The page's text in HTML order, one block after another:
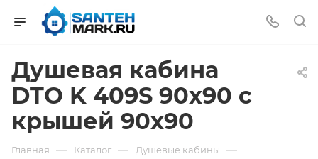
Душевая кабина
DTO K 409S 90x90 с
крышей 90x90
Главная — Каталог — Душевые кабины —